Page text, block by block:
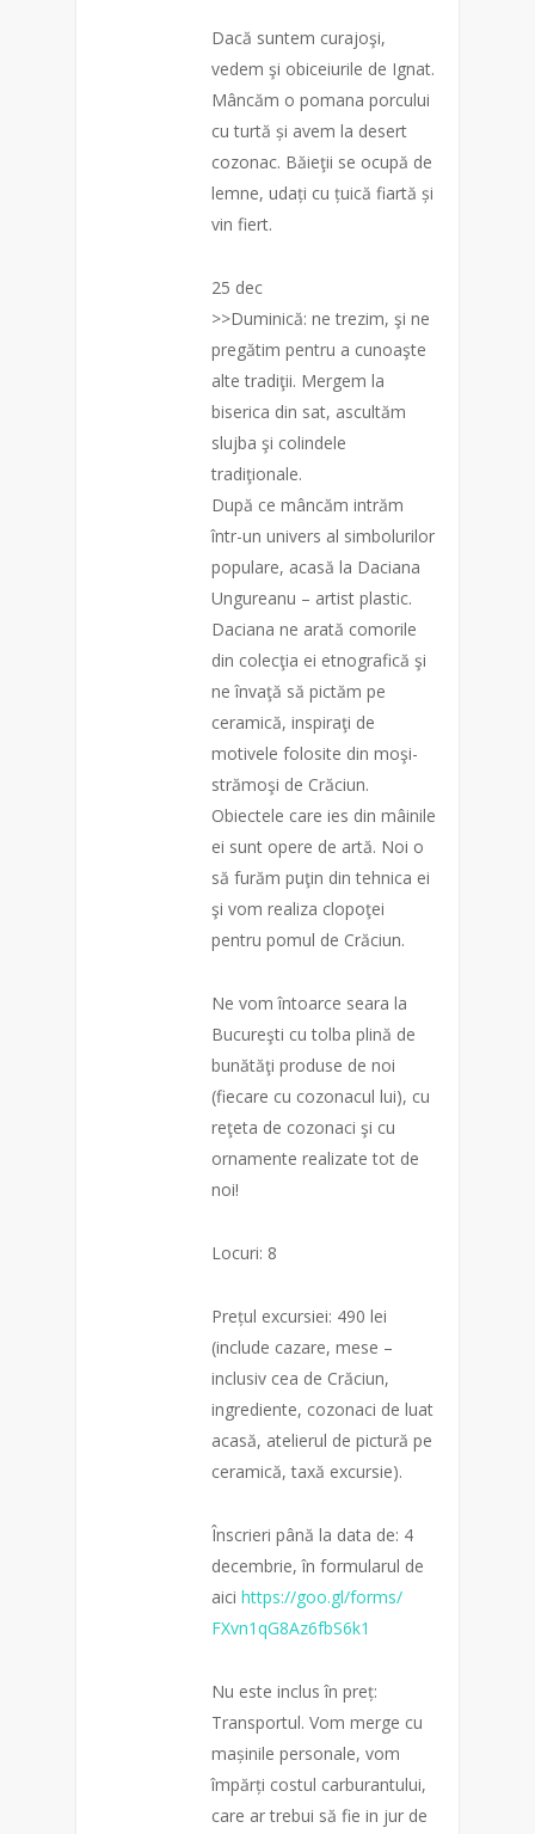
Dacă suntem curajoşi,
vedem şi obiceiurile de Ignat.
Mâncăm o pomana porcului
cu turtă și avem la desert
cozonac. Băieţii se ocupă de
lemne, udați cu țuică fiartă și
vin fiert.
25 dec
>>Duminică: ne trezim, şi ne
pregătim pentru a cunoaşte
alte tradiţii. Mergem la
biserica din sat, ascultăm
slujba şi colindele
tradiţionale.
După ce mâncăm intrăm
într-un univers al simbolurilor
populare, acasă la Daciana
Ungureanu – artist plastic.
Daciana ne arată comorile
din colecţia ei etnografică şi
ne învaţă să pictăm pe
ceramică, inspiraţi de
motivele folosite din moşi-
strămoşi de Crăciun.
Obiectele care ies din mâinile
ei sunt opere de artă. Noi o
să furăm puţin din tehnica ei
şi vom realiza clopoţei
pentru pomul de Crăciun.
Ne vom întoarce seara la
Bucureşti cu tolba plină de
bunătăţi produse de noi
(fiecare cu cozonacul lui), cu
reţeta de cozonaci şi cu
ornamente realizate tot de
noi!
Locuri: 8
Prețul excursiei: 490 lei
(include cazare, mese –
inclusiv cea de Crăciun,
ingrediente, cozonaci de luat
acasă, atelierul de pictură pe
ceramică, taxă excursie).
Înscrieri până la data de: 4
decembrie, în formularul de
aici https://goo.gl/forms/
FXvn1qG8Az6fbS6k1
Nu este inclus în preț:
Transportul. Vom merge cu
mașinile personale, vom
împărți costul carburantului,
care ar trebui să fie in jur de